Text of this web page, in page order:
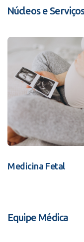
Núcleos e
Medicina Fetal
Equipe Médica